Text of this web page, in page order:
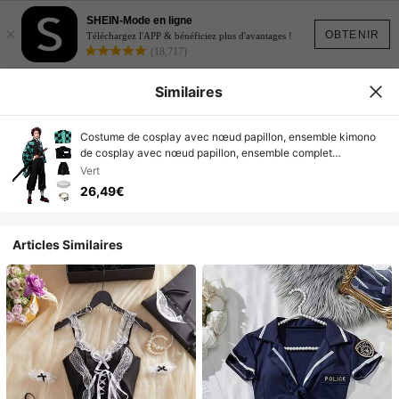
OBTENIR
×
SHEIN-Mode en ligne
Téléchargez l'APP & bénéficiez plus d'avantages !
(18,717)
Similaires
Costume de cosplay avec nœud papillon, ensemble kimono
de cosplay avec nœud papillon, ensemble complet
d'uniforme de cosplay (sans perruque).
Vert
26,49€
Articles Similaires